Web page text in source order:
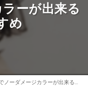
ーが出来る
め
ーダメージカラーが出来る美容室おすすめ